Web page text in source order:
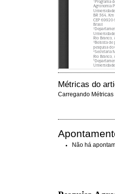
Métricas do
Carregando Métricas
Não há